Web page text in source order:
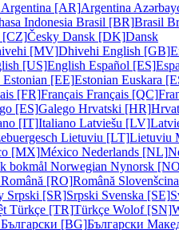
Argentina [AR]Argentina
Indonesia Brasil [BR]Brasil
[CZ]Česky Dansk [DK]Dansk
[MV]Dhivehi English [GB]
[US]English Español [ES]
Estonian [EE]Estonian Euskara
[FR]Français Français [QC]
[ES]Galego Hrvatski [HR]
[IT]Italiano Latviešu [LV]
Lietuviu [LT]Lietuviu
[MX]México Nederlands [NL]
bokmål Norwegian Nynorsk
Română [RO]Română
Srpski [SR]Srpski Svenska [SE]
Türkçe [TR]Türkçe Wolof [SN]
Български [BG]Български